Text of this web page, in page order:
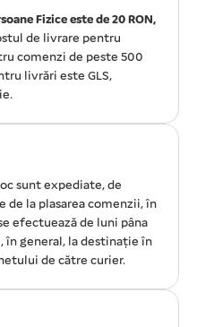
Fizice este de 20 RON,
de livrare pentru
comenzi de peste 500
livrări este GLS,
sunt expediate, de
de la plasarea comenzii, în
efectuează de luni pâna
în general, la destinație în
de către curier.